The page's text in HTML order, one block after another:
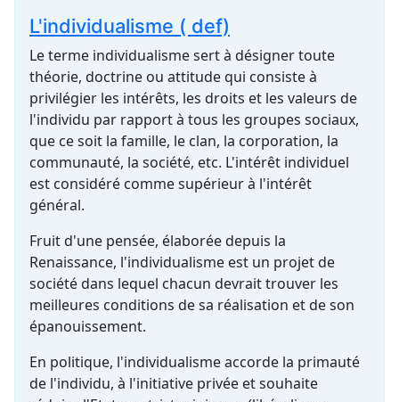
L'individualisme ( def)
Le terme individualisme sert à désigner toute
théorie, doctrine ou attitude qui consiste à
privilégier les intérêts, les droits et les valeurs de
l'individu par rapport à tous les groupes sociaux,
que ce soit la famille, le clan, la corporation, la
communauté, la société, etc. L'intérêt individuel
est considéré comme supérieur à l'intérêt
général.
Fruit d'une pensée, élaborée depuis la
Renaissance, l'individualisme est un projet de
société dans lequel chacun devrait trouver les
meilleures conditions de sa réalisation et de son
épanouissement.
En politique, l'individualisme accorde la primauté
de l'individu, à l'initiative privée et souhaite